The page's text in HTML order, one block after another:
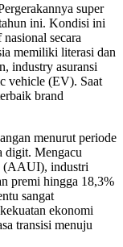
super
ini. Kondisi ini
secara
memiliki literasi dan
industry asuransi
vehicle (EV). Saat
brand
menurut periode
digit. Mengacu
(AAUI), industri
premi hingga 18,3%
sangat
ekonomi
transisi menuju